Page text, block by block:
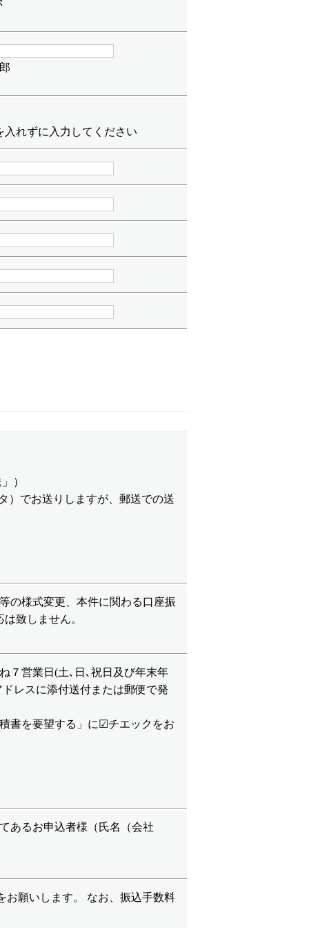
れずに入力してください
）
）でお送りしますが、郵送での送
の様式変更、本件に関わる口座振
致しません。
７営業日(土､日､祝日及び年末年
レスに添付送付または郵便で発
書を要望する」に☑チエックをお
あるお申込者様（氏名（会社
お願いします。 なお、振込手数料